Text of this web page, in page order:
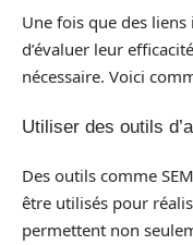
Une fois que des
d’évaluer leur
nécessaire. Voici
Utiliser des outils
Des outils comme
être utilisés pour
permettent non